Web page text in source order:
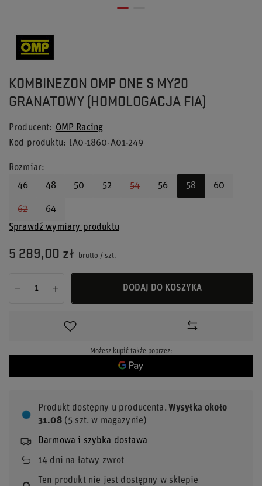
KOMBINEZON OMP ONE S MY20
GRANATOWY (HOMOLOGACJA FIA)
Producent
OMP Racing
Kod produktu
IA0-1860-A01-249
Rozmiar
46
48 50 52 54 56 58 60
62
64
Sprawdź wymiary produktu
5 289,00 zł brutto / szt.
DODAJ DO KOSZYKA
Możesz kupić także poprzez:
Produkt dostępny u producenta Wysyłkaokoło
31.08(5 szt. w magazynie)
Darmowa i szybka dostawa
14 dni na łatwy zwrot
Ten produkt nie jest dostępny w sklepie